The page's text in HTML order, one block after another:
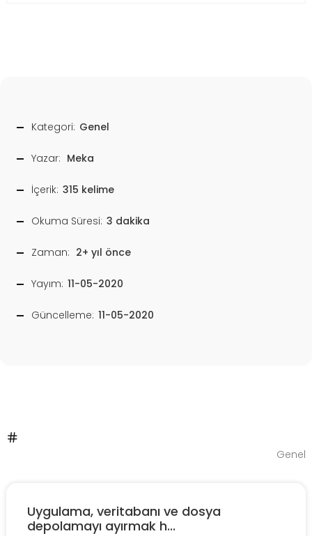
Kategori: Genel
Yazar: Meka
İçerik: 315 kelime
Okuma Süresi: 3 dakika
Zaman: 2+ yıl önce
Yayım: 11-05-2020
Güncelleme: 11-05-2020
Genel
Uygulama, veritabanı ve dosya
depolamayı ayırmak h...